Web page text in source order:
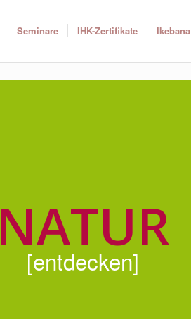
Seminare IHK-Zertifikate Ikebana
NATUR
[entdecken]